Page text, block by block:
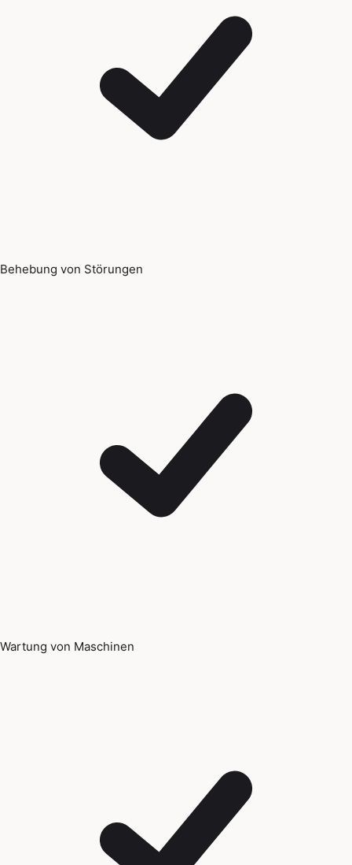
Behebung von Störungen
Wartung von Maschinen